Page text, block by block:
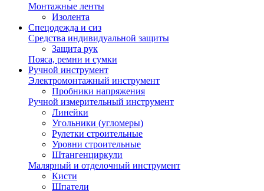
Монтажные ленты
Изолента
Спецодежда и сиз
Средства индивидуальной защиты
Защита рук
Пояса, ремни и сумки
Ручной инструмент
Электромонтажный инструмент
Пробники напряжения
Ручной измерительный инструмент
Линейки
Угольники (угломеры)
Рулетки строительные
Уровни строительные
Штангенциркули
Малярный и отделочный инструмент
Кисти
Шпатели